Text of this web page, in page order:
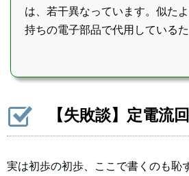
は、若干異なっています。似た
持ちの電子部品で代用しているた
【失敗談】定電流
実は初歩の初歩、ここで書くのも恥